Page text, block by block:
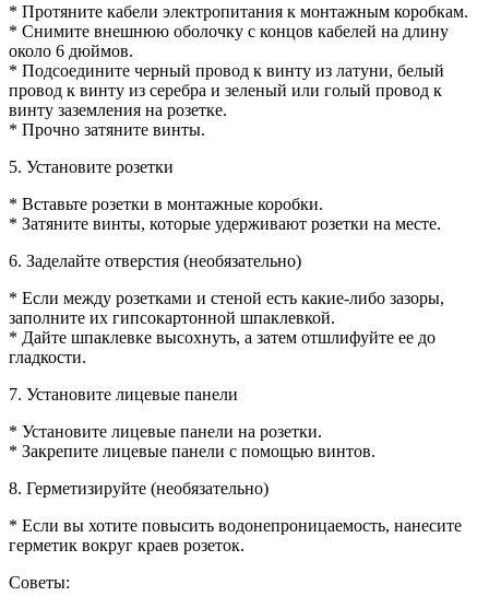
* Протяните кабели электропитания к монтажным коробкам.
* Снимите внешнюю оболочку с концов кабелей на длину
около 6 дюймов.
* Подсоедините черный провод к винту из латуни, белый
провод к винту из серебра и зеленый или голый провод к
винту заземления на розетке.
* Прочно затяните винты.
5. Установите розетки
* Вставьте розетки в монтажные коробки.
* Затяните винты, которые удерживают розетки на месте.
6. Заделайте отверстия (необязательно)
* Если между розетками и стеной есть какие-либо зазоры,
заполните их гипсокартонной шпаклевкой.
* Дайте шпаклевке высохнуть, а затем отшлифуйте ее до
гладкости.
7. Установите лицевые панели
* Установите лицевые панели на розетки.
* Закрепите лицевые панели с помощью винтов.
8. Герметизируйте (необязательно)
* Если вы хотите повысить водонепроницаемость, нанесите
герметик вокруг краев розеток.
Советы: